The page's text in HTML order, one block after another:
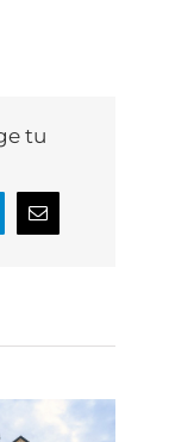
tu
Correo
electrónico